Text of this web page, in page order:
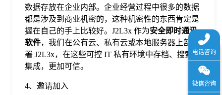
数据存放在企业内部。企业经营过程中很多的数据
都是涉及到商业机密的，这种机密性的东西肯定是
握在自己的手上比较好。J2L3x 作为安全即时通讯
软件，我们在公有云、私有云或本地服务器上部
署 J2L3x，在这些可控 IT 私有环境中存档、搜索和
集成，更加可信。
4、邀请加入